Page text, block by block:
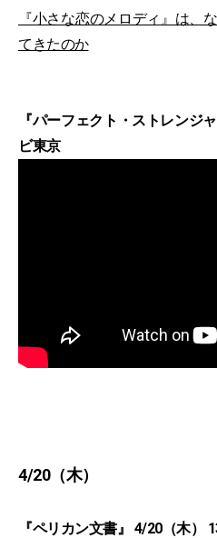
『小さな恋のメロディ』は、
てきたのか
『パーフェクト・ストレンジ
ビ東京
4/20（木）
『ペリカン文書』 4/20（木）